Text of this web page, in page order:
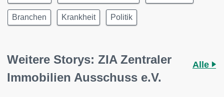
Branchen Krankheit Politik
Weitere Storys: ZIA Zentraler
Immobilien Ausschuss e.V.
Alle